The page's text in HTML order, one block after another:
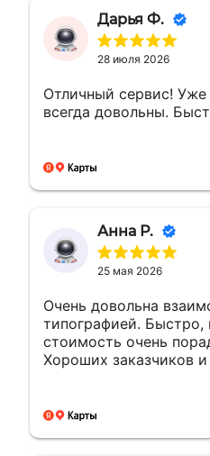
Дарья Ф.
28 июля 2026
Отличный сервис! Уже
всегда довольны.
Анна Р.
25 мая 2026
Очень довольна
типографией. Быстро,
стоимость очень
Хороших заказчиков